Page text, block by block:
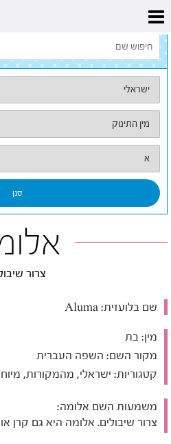
דף הבית
צרור
שם בלועזית:
מין: בת
מקור השם: השפה העברית
קטגוריות: ישראלי, מהמקורות,
משמעות השם אלומה:
צרור שיבולים. אלומה היא גם קרן